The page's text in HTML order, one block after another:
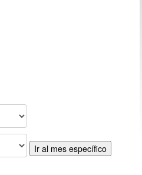
Ir al mes específico